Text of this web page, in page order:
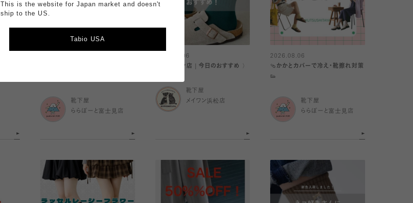
靴下屋
ららぽーと富士見店
2026.08.06
〈 メイワン店｜今日のおすすめ 〉
靴下屋
メイワン浜松店
2026.08.06
🩴かかとカバーで冷え・靴擦れ対策
👟
靴下屋
ららぽーと富士見店
This is the website for Japan market and doesn't
ship to the US.
Tabio USA